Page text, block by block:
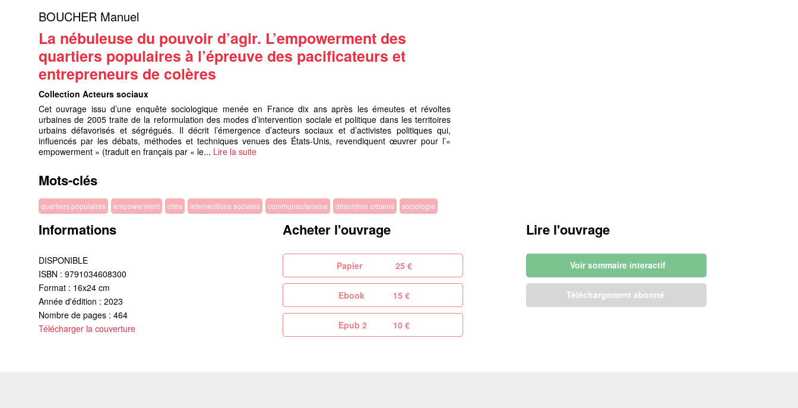
BOUCHER Manuel
La nébuleuse du pouvoir d’agir. L’empowerment des
quartiers populaires à l’épreuve des pacificateurs et
entrepreneurs de colères
Collection Acteurs sociaux
Cet ouvrage issu d’une enquête sociologique menée en France dix ans après les émeutes et révoltes
urbaines de 2005 traite de la reformulation des modes d’intervention sociale et politique dans les territoires
urbains défavorisés et ségrégués. Il décrit l’émergence d’acteurs sociaux et d’activistes politiques qui,
influencés par les débats, méthodes et techniques venues des États-Unis, revendiquent œuvrer pour l’«
empowerment » (traduit en français par « le... Lire la suite
Mots-clés
quartiers populaires empowerment cités interventions sociales communautarisme désordres urbains sociologie
Informations
DISPONIBLE
ISBN : 9791034608300
Format : 16x24 cm
Année d'édition : 2023
Nombre de pages : 464
Télécharger la couverture
Acheter l'ouvrage
Papier 25 €
Ebook 15 €
Epub 2 10 €
Lire l'ouvrage
Voir sommaire interactif
Téléchargement abonné